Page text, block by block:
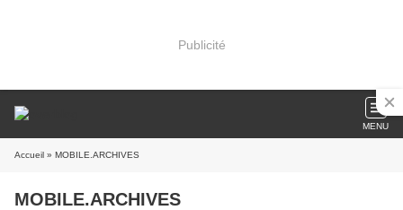
Publicité
MENU
Accueil » MOBILE.ARCHIVES
MOBILE.ARCHIVES